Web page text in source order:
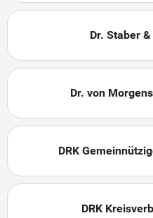
Dr. Staber
Dr. von
DRK
DRK